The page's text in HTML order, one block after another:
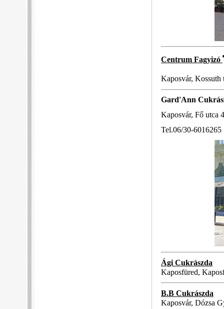
Centrum Fagyizó
Kaposvár, Kossuth
Gard'Ann
Kaposvár, Fő utca
Tel.06/30-6016265
Ági Cukrászda
Kaposfüred,
B.B Cukrászda
Kaposvár, Dózsa